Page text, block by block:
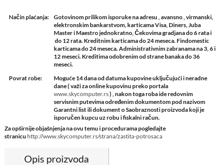
Način plaćanja:
Gotovinom prilikom isporuke na adresu , avansno , virmanski,
elektronskim bankarstvom, karticama Visa, Diners, Juba
Master i Maestro jednokratno, Čekovima gradjana do 6 rata i
do 12 rata. Kreditnim karticama do 24 meseca. Findomestic
karticama do 24 meseca. Administrativnim zabranama na 3, 6 i
12 meseci. Kreditima odobrenim od strane banaka do 36
meseci.
Povrat robe:
Moguće 14 dana od datuma kupovine uključujući i neradne
dane ( važi za online kupovinu preko portala
www.skycomputer.rs) , nakon toga roba ide redovnim
servisnim putevima određenim dokumentom pod nazivom
Garantni list ili dokument o Saobraznosti proizvoda koji je
isporučen kupcu uz robu i fiskalni račun.
Za opširnije objašnjenja na ovu temu i procedurama pogledajte
stranicu http://www.skycomputer.rs/strana/zastita-potrosaca
Opis proizvoda